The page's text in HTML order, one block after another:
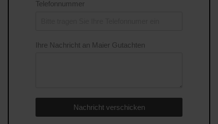
Telefonnummer
Ihre Nachricht an Maier Gutachten
Nachricht verschicken